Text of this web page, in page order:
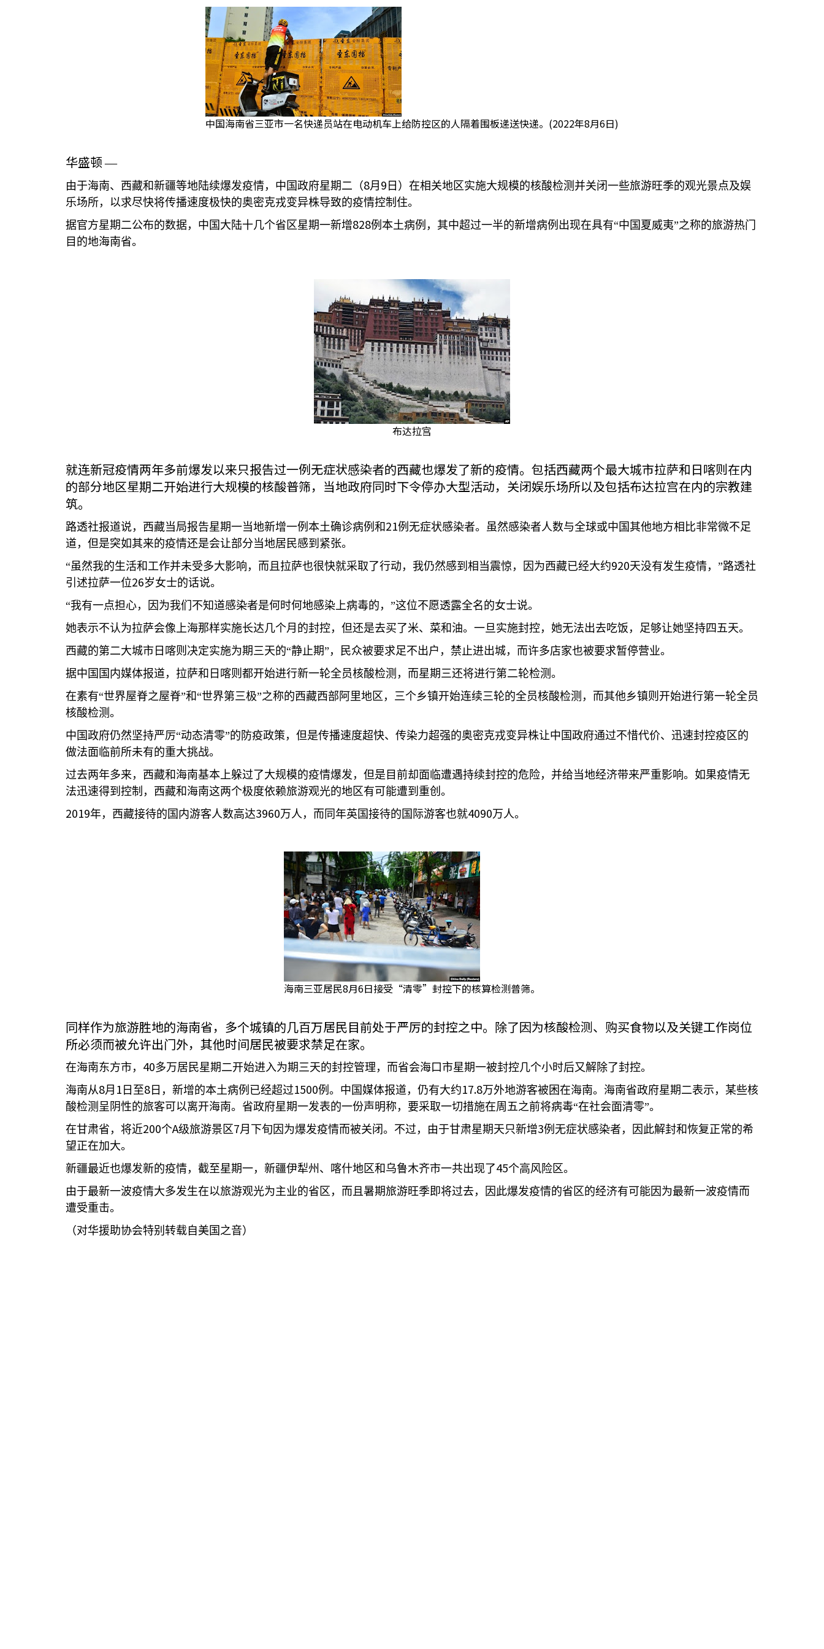
中国海南省三亚市一名快递员站在电动机车上给防控区的人隔着围板递送快递。(2022年8月6日)
华盛顿 —
由于海南、西藏和新疆等地陆续爆发疫情，中国政府星期二（8月 9 日）在相关地区实施大规模的核酸检测并关闭一些旅游旺季的观光景点及娱
乐场所，以求尽快将传播速度极快的奥密克戎变异株导致的疫情控制住。
据官方星期二公布的数据，中国大陆十几个省区星期一新增828例本土病例，其中超过一半的新增病例出现在具有“中国夏威夷”之称的旅游热门
目的地海南省。
布达拉宫
就连新冠疫情两年多前爆发以来只报告过一例无症状感染者的西藏也爆发了新的疫情。包括西藏两个最大城市拉萨和日喀则在内
的部分地区星期二开始进行大规模的核酸普筛，当地政府同时下令停办大型活动，关闭娱乐场所以及包括布达拉宫在内的宗教建
筑。
路透社报道说，西藏当局报告星期一当地新增一例本土确诊病例和 21例无症状感染者。虽然感染者人数与全球或中国其他地方相比非常微不足
道，但是突如其来的疫情还是会让部分当地居民感到紧张。
“虽然我的生活和工作并未受多大影响，而且拉萨也很快就采取了行动，我仍然感到相当震惊，因为西藏已经大约920天没有发生疫情，”路透社
引述拉萨一位26岁女士的话说。
“我有一点担心，因为我们不知道感染者是何时何地感染上病毒的，”这位不愿透露全名的女士说。
她表示不认为拉萨会像上海那样实施长达几个月的封控，但还是去买了米、菜和油。一旦实施封控，她无法出去吃饭，足够让她坚持四五天。
西藏的第二大城市日喀则决定实施为期三天的“静止期”，民众被要求足不出户，禁止进出城，而许多店家也被要求暂停营业。
据中国国内媒体报道，拉萨和日喀则都开始进行新一轮全员核酸检测，而星期三还将进行第二轮检测。
在素有“世界屋脊之屋脊”和“世界第三极”之称的西藏西部阿里地区，三个乡镇开始连续三轮的全员核酸检测，而其他乡镇则开始进行第一轮全员
核酸检测。
中国政府仍然坚持严厉“动态清零”的防疫政策，但是传播速度超快、传染力超强的奥密克戎变异株让中国政府通过不惜代价、迅速封控疫区的
做法面临前所未有的重大挑战。
过去两年多来，西藏和海南基本上躲过了大规模的疫情爆发，但是目前却面临遭遇持续封控的危险，并给当地经济带来严重影响。如果疫情无
法迅速得到控制，西藏和海南这两个极度依赖旅游观光的地区有可能遭到重创。
2019年，西藏接待的国内游客人数高达3960万人，而同年英国接待的国际游客也就4090万人。
海南三亚居民8月6日接受“清零”封控下的核算检测普筛。
同样作为旅游胜地的海南省，多个城镇的几百万居民目前处于严厉的封控之中。除了因为核酸检测、购买食物以及关键工作岗位
所必须而被允许出门外，其他时间居民被要求禁足在家。
在海南东方市， 40多万居民星期二开始进入为期三天的封控管理，而省会海口市星期一被封控几个小时后又解除了封控。
海南从8月 1 日至8 日，新增的本土病例已经超过1500例。中国媒体报道，仍有大约17.8万外地游客被困在海南。海南省政府星期二表示，某些核
酸检测呈阴性的旅客可以离开海南。省政府星期一发表的一份声明称，要采取一切措施在周五之前将病毒“在社会面清零”。
在甘肃省，将近200个A级旅游景区7月下旬因为爆发疫情而被关闭。不过，由于甘肃星期天只新增3例无症状感染者，因此解封和恢复正常的希
望正在加大。
新疆最近也爆发新的疫情，截至星期一，新疆伊犁州、喀什地区和乌鲁木齐市一共出现了45个高风险区。
由于最新一波疫情大多发生在以旅游观光为主业的省区，而且暑期旅游旺季即将过去，因此爆发疫情的省区的经济有可能因为最新一波疫情而
遭受重击。
（对华援助协会特别转载自美国之音）